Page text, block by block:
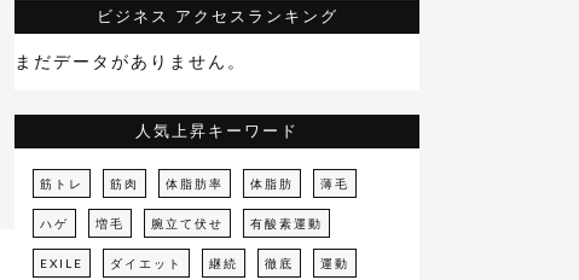
ビジネス アクセスランキング
まだデータがありません。
人気上昇キーワード
筋トレ 筋肉 体脂肪率 体脂肪 薄毛
ハゲ 増毛 腕立て伏せ 有酸素運動
EXILE ダイエット 継続 徹底 運動